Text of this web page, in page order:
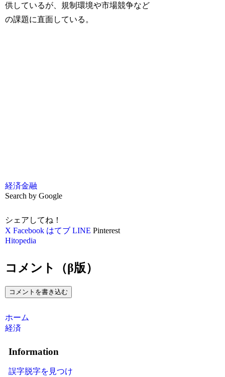
供しているが、規制環境や市場競争など
の課題に直面している。
経済金融
Search by Google
シェアしてね！
X Facebook はてブ LINE Pinterest
Hitopedia
コメント（β版）
コメントを書き込む
ホーム
経済
Information
誤字脱字を見つけ